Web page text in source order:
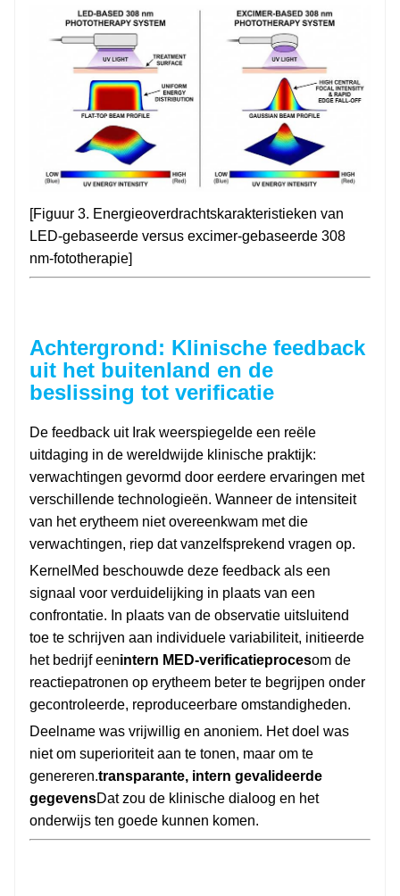
[Figuur 3. Energieoverdrachtskarakteristieken van
LED-gebaseerde versus excimer-gebaseerde 308
nm-fototherapie]
Achtergrond: Klinische feedback
uit het buitenland en de
beslissing tot verificatie
De feedback uit Irak weerspiegelde een reële
uitdaging in de wereldwijde klinische praktijk:
verwachtingen gevormd door eerdere ervaringen met
verschillende technologieën. Wanneer de intensiteit
van het erytheem niet overeenkwam met die
verwachtingen, riep dat vanzelfsprekend vragen op.
KernelMed beschouwde deze feedback als een
signaal voor verduidelijking in plaats van een
confrontatie. In plaats van de observatie uitsluitend
toe te schrijven aan individuele variabiliteit, initieerde
het bedrijf eenintern MED-verificatieprocesom de
reactiepatronen op erytheem beter te begrijpen onder
gecontroleerde, reproduceerbare omstandigheden.
Deelname was vrijwillig en anoniem. Het doel was
niet om superioriteit aan te tonen, maar om te
genereren.transparante, intern gevalideerde
gegevensDat zou de klinische dialoog en het
onderwijs ten goede kunnen komen.